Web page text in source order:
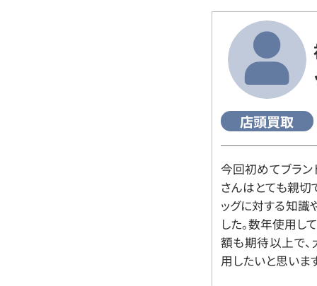
店頭買取
今回初めてブラン
さんはとても親切
ッグに対する知識
した。数年使用し
額も期待以上で、
用したいと思いま